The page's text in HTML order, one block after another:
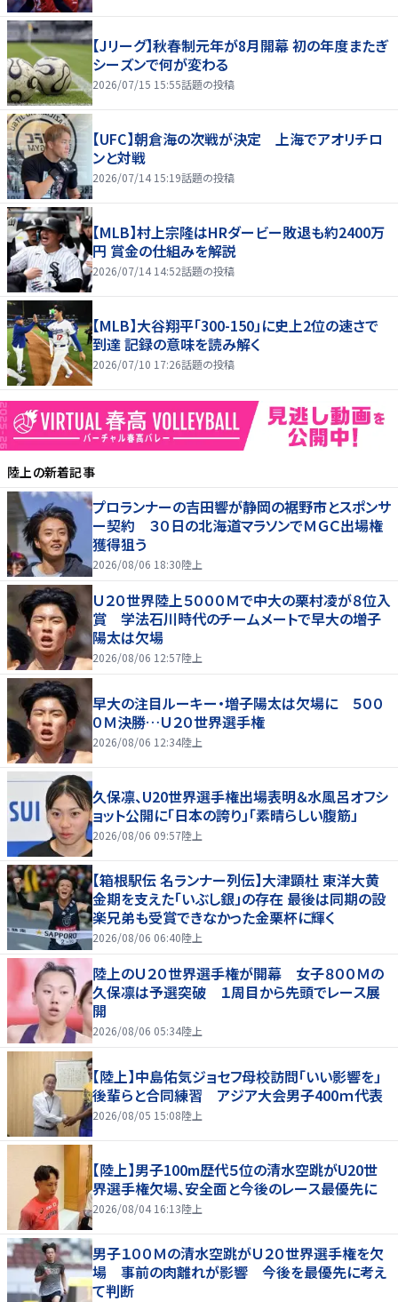
【Jリーグ】秋春制元年が8月開幕 初の年度またぎ
シーズンで何が変わる
2026/07/15 15:55話題の投稿
【UFC】朝倉海の次戦が決定 上海でアオリチロ
ンと対戦
2026/07/14 15:19話題の投稿
【MLB】村上宗隆はHRダービー敗退も約2400万
円 賞金の仕組みを解説
2026/07/14 14:52話題の投稿
【MLB】大谷翔平「300-150」に史上2位の速さで
到達 記録の意味を読み解く
2026/07/10 17:26話題の投稿
陸上 の新着記事
プロランナーの吉田響が静岡の裾野市とスポンサ
ー契約 ３０日の北海道マラソンでＭＧＣ出場権
獲得狙う
2026/08/06 18:30陸上
Ｕ２０世界陸上５０００Ｍで中大の栗村凌が８位入
賞 学法石川時代のチームメートで早大の増子
陽太は欠場
2026/08/06 12:57陸上
早大の注目ルーキー・増子陽太は欠場に ５００
０Ｍ決勝…Ｕ２０世界選手権
2026/08/06 12:34陸上
久保凛、U20世界選手権出場表明＆水風呂オフシ
ョット公開に「日本の誇り」「素晴らしい腹筋」
2026/08/06 09:57陸上
【箱根駅伝 名ランナー列伝】大津顕杜 東洋大黄
金期を支えた「いぶし銀」の存在 最後は同期の設
楽兄弟も受賞できなかった金栗杯に輝く
2026/08/06 06:40陸上
陸上のＵ２０世界選手権が開幕 女子８００Ｍの
久保凛は予選突破 １周目から先頭でレース展
開
2026/08/06 05:34陸上
【陸上】中島佑気ジョセフ母校訪問「いい影響を」
後輩らと合同練習 アジア大会男子400ｍ代表
2026/08/05 15:08陸上
【陸上】男子100m歴代５位の清水空跳がU20世
界選手権欠場、安全面と今後のレース最優先に
2026/08/04 16:13陸上
男子１００Ｍの清水空跳がＵ２０世界選手権を欠
場 事前の肉離れが影響 今後を最優先に考え
て判断